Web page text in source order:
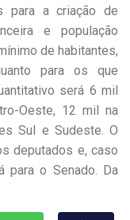
para a criação de
e população
de habitantes,
para os que
será 6 mil
Oeste, 12 mil na
Sul e Sudeste. O
deputados e, caso
para o Senado. Da